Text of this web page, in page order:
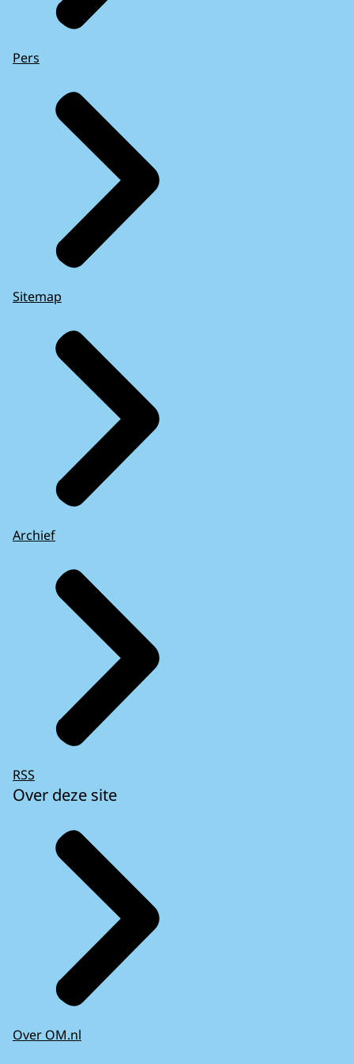
Pers
Sitemap
Archief
RSS
Over deze site
Over OM.nl